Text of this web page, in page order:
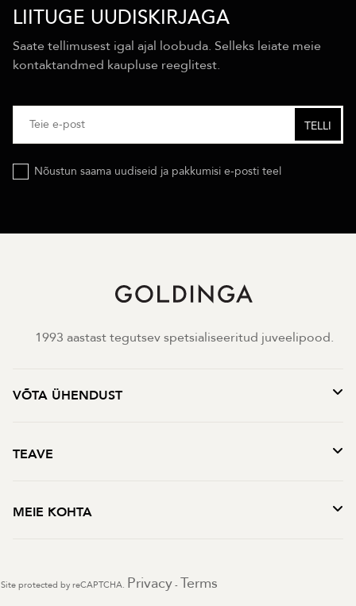
LIITUGE UUDISKIRJAGA
Saate tellimusest igal ajal loobuda. Selleks leiate meie
kontaktandmed kaupluse reeglitest.
Nõustun saama uudiseid ja pakkumisi e-posti teel
1993 aastast tegutsev spetsialiseeritud juveelipood.
VÕTA ÜHENDUST
TEAVE
MEIE KOHTA
Site protected by reCAPTCHA. Privacy - Terms